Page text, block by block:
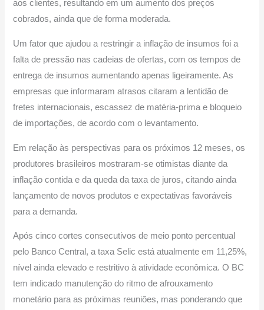
aos clientes, resultando em um aumento dos preços
cobrados, ainda que de forma moderada.
Um fator que ajudou a restringir a inflação de insumos foi a
falta de pressão nas cadeias de ofertas, com os tempos de
entrega de insumos aumentando apenas ligeiramente. As
empresas que informaram atrasos citaram a lentidão de
fretes internacionais, escassez de matéria-prima e bloqueio
de importações, de acordo com o levantamento.
Em relação às perspectivas para os próximos 12 meses, os
produtores brasileiros mostraram-se otimistas diante da
inflação contida e da queda da taxa de juros, citando ainda
lançamento de novos produtos e expectativas favoráveis
para a demanda.
Após cinco cortes consecutivos de meio ponto percentual
pelo Banco Central, a taxa Selic está atualmente em 11,25%,
nível ainda elevado e restritivo à atividade econômica. O BC
tem indicado manutenção do ritmo de afrouxamento
monetário para as próximas reuniões, mas ponderando que